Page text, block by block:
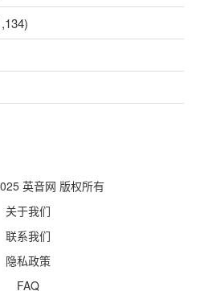
英音网 版权所有
关于我们
联系我们
隐私政策
FAQ